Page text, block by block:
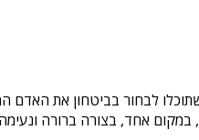
לבחור בביטחון את האדם
אחד, בצורה ברורה